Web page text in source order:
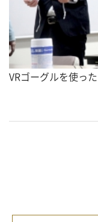
VRゴーグルを使っ